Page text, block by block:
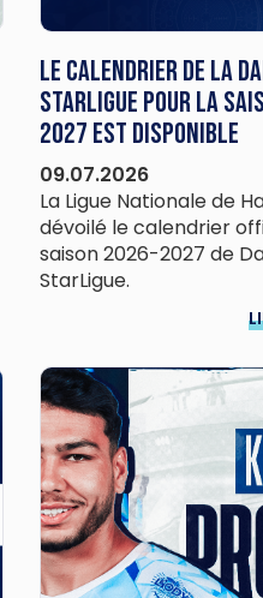
Le calendrier de la
StarLigue pour la
2027 est disponible
09.07.2026
La Ligue Nationale de
dévoilé le calendrier
saison 2026-2027 de
StarLigue.